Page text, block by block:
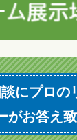
にプロの
がお答え